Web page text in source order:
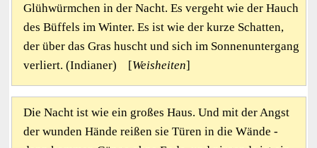
Glühwürmchen in der Nacht. Es vergeht wie der Hauch
des Büffels im Winter. Es ist wie der kurze Schatten,
der über das Gras huscht und sich im Sonnenuntergang
verliert. (Indianer) [Weisheiten]
Die Nacht ist wie ein großes Haus. Und mit der Angst
der wunden Hände reißen sie Türen in die Wände -